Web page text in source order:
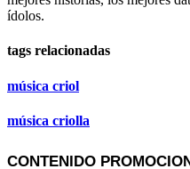
ídolos.
tags relacionadas
música criol
música criolla